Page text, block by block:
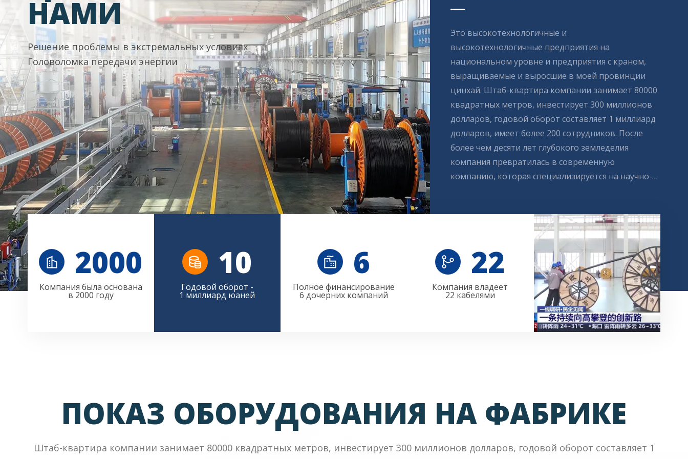
НАМИ
Решение проблемы в экстремальных условиях
Головоломка передачи энергии
Это высокотехнологичные и
высокотехнологичные предприятия на
национальном уровне и предприятия с краном,
выращиваемые и выросшие в моей провинции
цинхай. Штаб-квартира компании занимает 80000
квадратных метров, инвестирует 300 миллионов
долларов, годовой оборот составляет 1 миллиард
долларов, имеет более 200 сотрудников. После
более чем десяти лет глубокого земледелия
компания превратилась в современную
компанию, которая специализируется на научно-
2000
Компания была основана
в 2000 году
10
Годовой оборот -
1 миллиард юаней
6
Полное финансирование
6 дочерних компаний
22
Компания владеет
22 кабелями
КОРПОРАТИВНАЯ
ПРОПАГАНДА ВИДЕО
ПОКАЗ ОБОРУДОВАНИЯ НА ФАБРИКЕ
Штаб-квартира компании занимает 80000 квадратных метров, инвестирует 300 миллионов долларов, годовой оборот составляет 1